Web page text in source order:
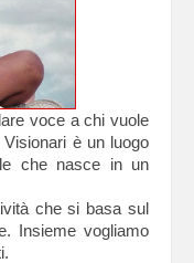
voce a chi vuole
è un luogo
che nasce in un
che si basa sul
Insieme vogliamo